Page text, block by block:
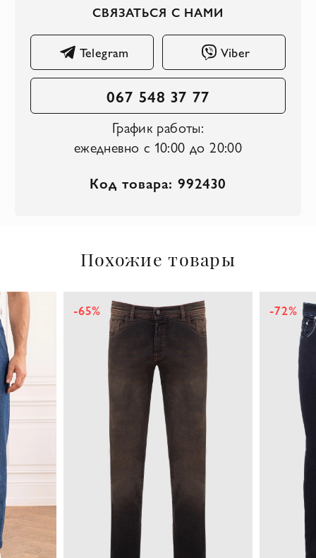
СВЯЗАТЬСЯ С НАМИ
Telegram Viber
067 548 37 77
График работы:
ежедневно с 10:00 до 20:00
Код товара: 992430
Похожие товары
-65% -72%